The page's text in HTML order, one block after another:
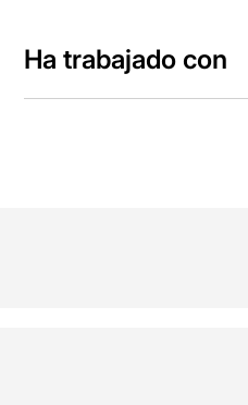
Ha trabajado con